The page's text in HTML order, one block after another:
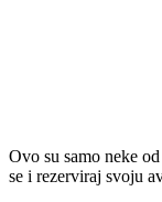
Ovo su samo neke
se i rezerviraj svoju